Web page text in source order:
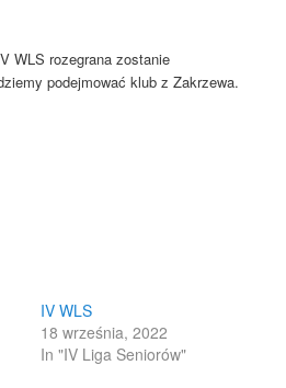
WLS rozegrana zostanie
podejmować klub z Zakrzewa.
IV WLS
18 września, 2022
In "IV Liga Seniorów"